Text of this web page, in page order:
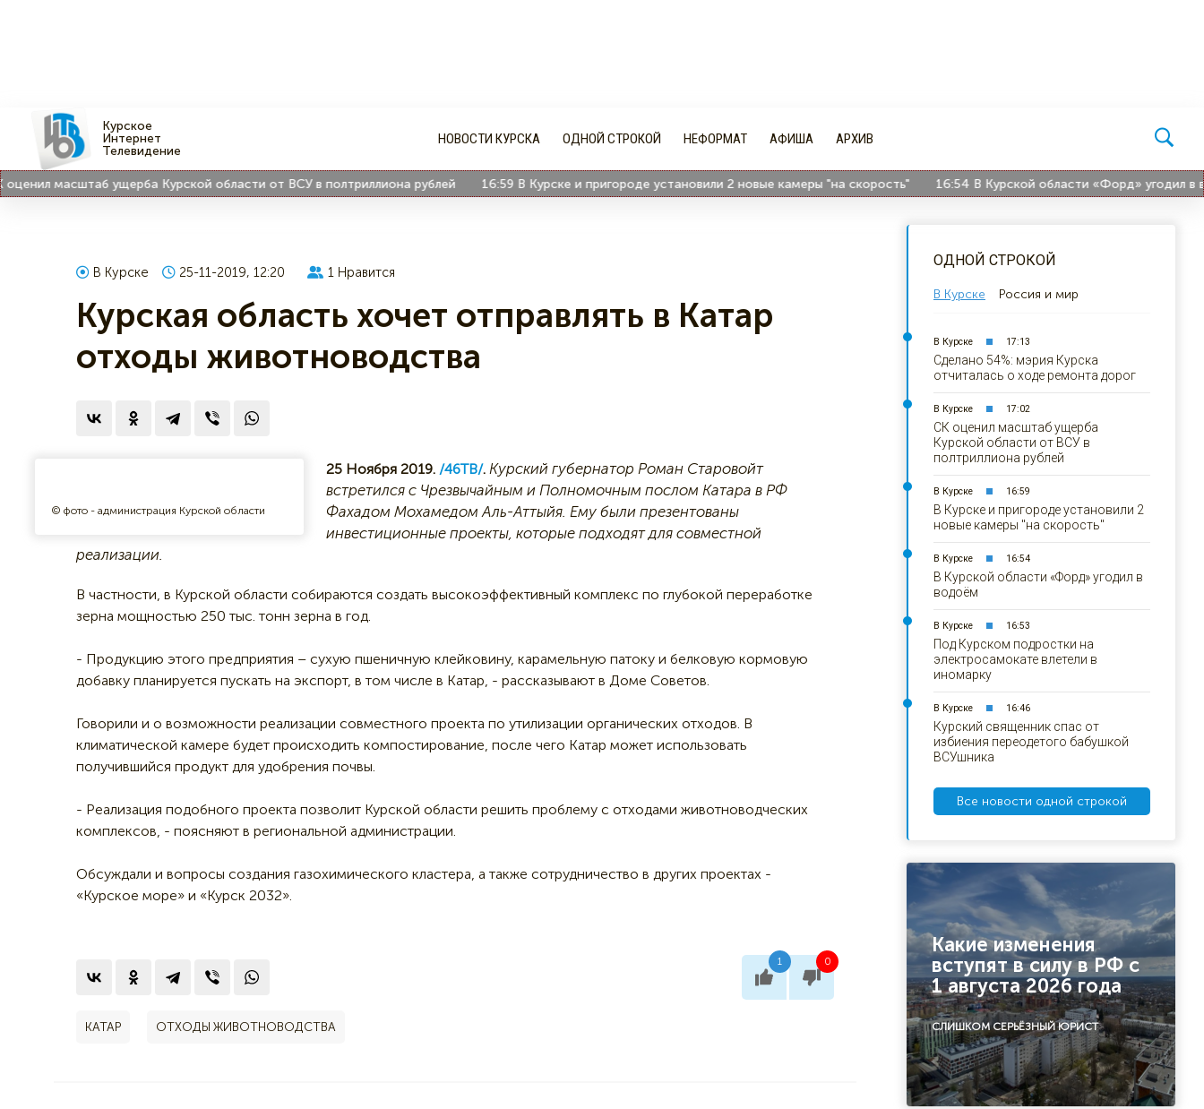
Курское
Интернет
Телевидение
НОВОСТИ КУРСКА ОДНОЙ СТРОКОЙ НЕФОРМАТ АФИША АРХИВ
масштаб ущерба Курской области от ВСУ в полтриллиона рублей 16:59 В Курске и пригороде установили 2 новые камеры "на скорость" 16:54 В Курской области «Форд» угодил в
В Курске 25-11-2019, 12:20 1 Нравится
Курская область хочет отправлять в Катар
отходы животноводства
© фото - администрация Курской области
25 Ноября 2019. /46ТВ/. Курский губернатор Роман Старовойт
встретился с Чрезвычайным и Полномочным послом Катара в РФ
Фахадом Мохамедом Аль-Аттыйя. Ему были презентованы
инвестиционные проекты, которые подходят для совместной
реализации.
В частности, в Курской области собираются создать высокоэффективный комплекс по глубокой переработке
зерна мощностью 250 тыс. тонн зерна в год.
- Продукцию этого предприятия – сухую пшеничную клейковину, карамельную патоку и белковую кормовую
добавку планируется пускать на экспорт, в том числе в Катар, - рассказывают в Доме Советов.
Говорили и о возможности реализации совместного проекта по утилизации органических отходов. В
климатической камере будет происходить компостирование, после чего Катар может использовать
получившийся продукт для удобрения почвы.
- Реализация подобного проекта позволит Курской области решить проблему с отходами животноводческих
комплексов, - поясняют в региональной администрации.
Обсуждали и вопросы создания газохимического кластера, а также сотрудничество в других проектах -
«Курское море» и «Курск 2032».
1 0
КАТАР ОТХОДЫ ЖИВОТНОВОДСТВА
ОДНОЙ СТРОКОЙ
В Курске Россия и мир
В Курске 17:13
Сделано 54%: мэрия Курска
отчиталась о ходе ремонта дорог
В Курске 17:02
СК оценил масштаб ущерба
Курской области от ВСУ в
полтриллиона рублей
В Курске 16:59
В Курске и пригороде установили 2
новые камеры "на скорость"
В Курске 16:54
В Курской области «Форд» угодил в
водоём
В Курске 16:53
Под Курском подростки на
электросамокате влетели в
иномарку
В Курске 16:46
Курский священник спас от
избиения переодетого бабушкой
ВСУшника
Все новости одной строкой
Какие изменения
вступят в силу в РФ с
1 августа 2026 года
СЛИШКОМ СЕРЬЁЗНЫЙ ЮРИСТ